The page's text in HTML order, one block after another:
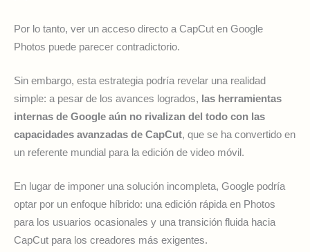
Por lo tanto, ver un acceso directo a CapCut en Google
Photos puede parecer contradictorio.
Sin embargo, esta estrategia podría revelar una realidad
simple: a pesar de los avances logrados, las herramientas
internas de Google aún no rivalizan del todo con las
capacidades avanzadas de CapCut, que se ha convertido en
un referente mundial para la edición de video móvil.
En lugar de imponer una solución incompleta, Google podría
optar por un enfoque híbrido: una edición rápida en Photos
para los usuarios ocasionales y una transición fluida hacia
CapCut para los creadores más exigentes.